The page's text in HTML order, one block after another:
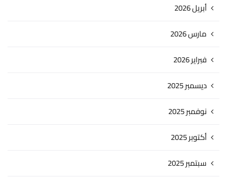
أبريل 2026
مارس 2026
فبراير 2026
ديسمبر 2025
نوفمبر 2025
أكتوبر 2025
سبتمبر 2025